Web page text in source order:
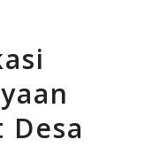
Desa